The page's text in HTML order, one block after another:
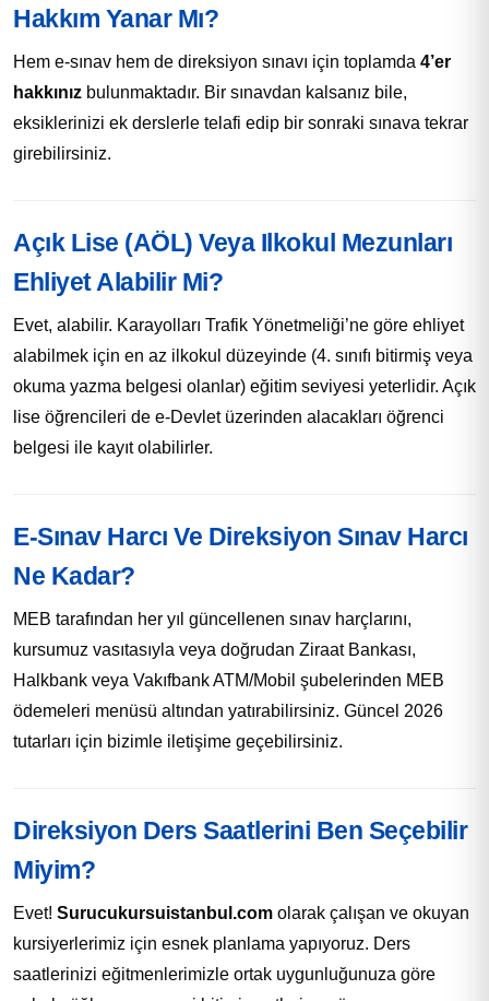
Hakkım Yanar Mı?
Hem e-sınav hem de direksiyon sınavı için toplamda 4’er
hakkınız bulunmaktadır. Bir sınavdan kalsanız bile,
eksiklerinizi ek derslerle telafi edip bir sonraki sınava tekrar
girebilirsiniz.
Açık Lise (AÖL) Veya Ilkokul Mezunları
Ehliyet Alabilir Mi?
Evet, alabilir. Karayolları Trafik Yönetmeliği’ne göre ehliyet
alabilmek için en az ilkokul düzeyinde (4. sınıfı bitirmiş veya
okuma yazma belgesi olanlar) eğitim seviyesi yeterlidir. Açık
lise öğrencileri de e-Devlet üzerinden alacakları öğrenci
belgesi ile kayıt olabilirler.
E-Sınav Harcı Ve Direksiyon Sınav Harcı
Ne Kadar?
MEB tarafından her yıl güncellenen sınav harçlarını,
kursumuz vasıtasıyla veya doğrudan Ziraat Bankası,
Halkbank veya Vakıfbank ATM/Mobil şubelerinden MEB
ödemeleri menüsü altından yatırabilirsiniz. Güncel 2026
tutarları için bizimle iletişime geçebilirsiniz.
Direksiyon Ders Saatlerini Ben Seçebilir
Miyim?
Evet! Surucukursuistanbul.com olarak çalışan ve okuyan
kursiyerlerimiz için esnek planlama yapıyoruz. Ders
saatlerinizi eğitmenlerimizle ortak uygunluğunuza göre